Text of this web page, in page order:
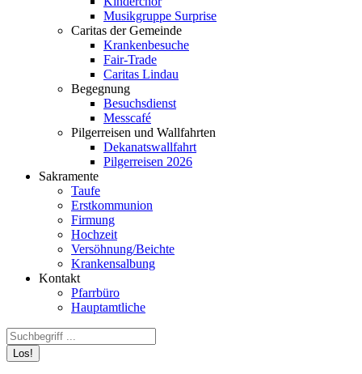
Musikgruppe Surprise
Caritas der Gemeinde
Krankenbesuche
Fair-Trade
Caritas Lindau
Begegnung
Besuchsdienst
Messcafé
Pilgerreisen und Wallfahrten
Dekanatswallfahrt
Pilgerreisen 2026
Sakramente
Taufe
Erstkommunion
Firmung
Hochzeit
Versöhnung/Beichte
Krankensalbung
Kontakt
Pfarrbüro
Hauptamtliche
Search: